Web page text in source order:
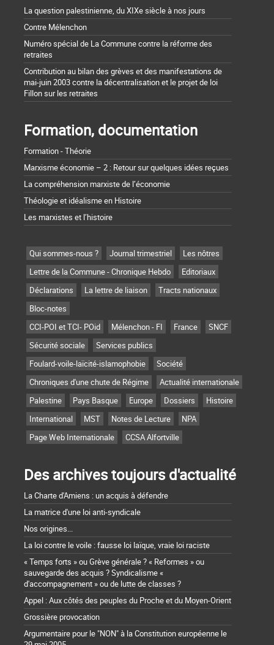
La question palestinienne, du XIXe siècle à nos jours
Contre Mélenchon
Numéro spécial de La Commune contre la réforme des
retraites
Contribution au bilan des grèves et des manifestations de
mai-juin 2003 contre la décentralisation et le projet de loi
Fillon sur les retraites
Formation, documentation
Formation - Théorie
Marxisme économie – 2 : Retour sur quelques idées reçues
La compréhension marxiste de l’économie
Théologie et idéalisme en Histoire
Les marxistes et l’histoire
Qui sommes-nous ? Journal trimestriel
Les nôtres
Lettre de la Commune - Chronique Hebdo
Editoriaux
Déclarations
La lettre de liaison
Tracts nationaux
Bloc-notes
CCI-POI et TCI- POid
Mélenchon - FI France
SNCF
Sécurité sociale
Services publics
Foulard-voile-laïcité-islamophobie
Société
Chroniques d'une chute de Régime
Actualité internationale
Palestine
Pays Basque Europe Dossiers
Histoire
International
MST Notes de Lecture
NPA
Page Web Internationale
CCSA Alfortville
Des archives toujours d'actualité
La Charte d'Amiens : un acquis à défendre
La matrice d'une loi anti-syndicale
Nos origines...
La loi contre le voile : fausse loi laïque, vraie loi raciste
« Temps forts » ou Grève générale ? « Reformes » ou
sauvegarde des acquis ? Syndicalisme «
d'accompagnement » ou de lutte de classes ?
Appel : Aux côtés des peuples du Proche et du Moyen-Orient
Grossière provocation
Argumentaire pour le "NON" à la Constitution européenne le